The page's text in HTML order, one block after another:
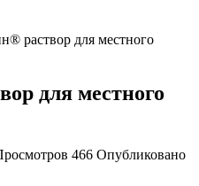
раствор для местного
для местного
466 Опубликовано